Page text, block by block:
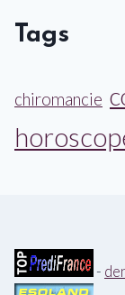
Tags
chiromancie
-